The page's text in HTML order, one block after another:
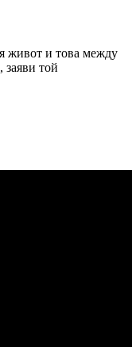
живот и това между
той